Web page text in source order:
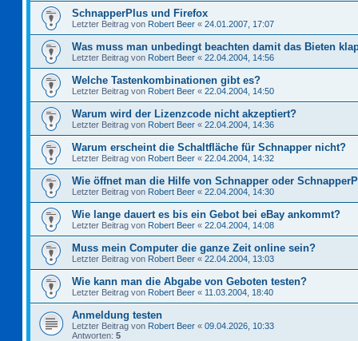
SchnapperPlus und Firefox
Letzter Beitrag von Robert Beer « 24.01.2007, 17:07
Was muss man unbedingt beachten damit das Bieten
Letzter Beitrag von Robert Beer « 22.04.2004, 14:56
Welche Tastenkombinationen gibt es?
Letzter Beitrag von Robert Beer « 22.04.2004, 14:50
Warum wird der Lizenzcode nicht akzeptiert?
Letzter Beitrag von Robert Beer « 22.04.2004, 14:36
Warum erscheint die Schaltfläche für Schnapper nicht?
Letzter Beitrag von Robert Beer « 22.04.2004, 14:32
Wie öffnet man die Hilfe von Schnapper oder
Letzter Beitrag von Robert Beer « 22.04.2004, 14:30
Wie lange dauert es bis ein Gebot bei eBay ankommt?
Letzter Beitrag von Robert Beer « 22.04.2004, 14:08
Muss mein Computer die ganze Zeit online sein?
Letzter Beitrag von Robert Beer « 22.04.2004, 13:03
Wie kann man die Abgabe von Geboten testen?
Letzter Beitrag von Robert Beer « 11.03.2004, 18:40
Anmeldung testen
Letzter Beitrag von Robert Beer « 09.04.2026, 10:33
Antworten: 5